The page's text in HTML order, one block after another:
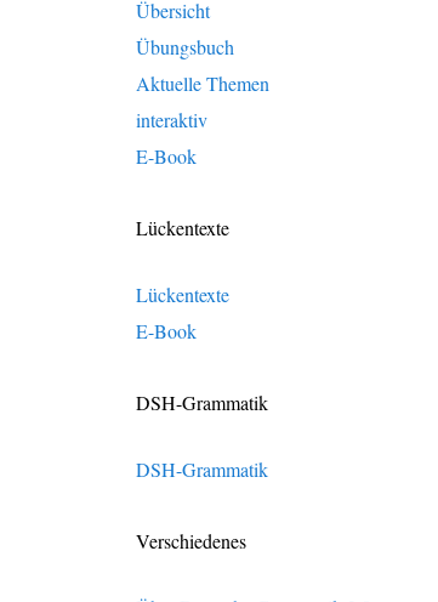
Übersicht
Übungsbuch
Aktuelle Themen
interaktiv
E-Book
Lückentexte
Lückentexte
E-Book
DSH-Grammatik
DSH-Grammatik
Verschiedenes